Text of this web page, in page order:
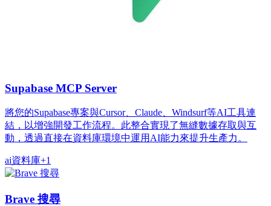
Supabase MCP Server
將您的Supabase專案與Cursor、Claude、Windsurf等AI工具連
結，以增強開發工作流程。此整合實現了無縫數據存取與互
動，透過直接在資料庫環境中運用AI能力來提升生產力。
ai資料庫+1
Brave 搜尋